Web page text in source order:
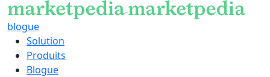
blogue
Solution
Produits
Blogue